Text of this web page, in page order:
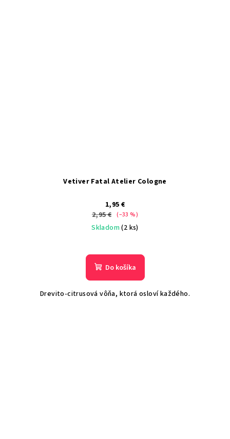
Vetiver Fatal Atelier Cologne
1,95 €
2,95 € (–33 %)
Skladom(2 ks)
Do košíka
Drevito-citrusová vôňa, ktorá osloví každého.